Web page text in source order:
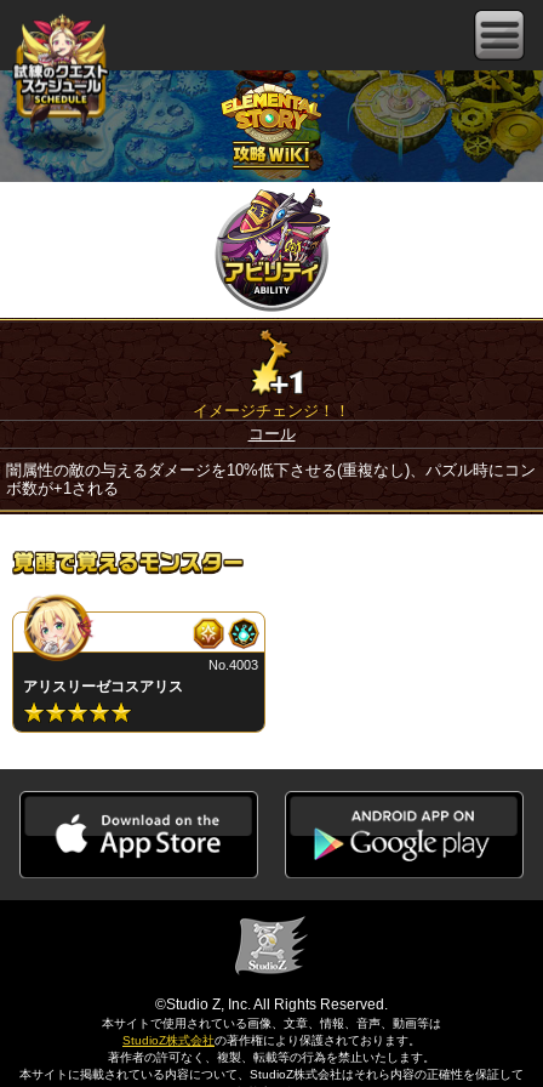
イメージチェンジ！！
コール
闇属性の敵の与えるダメージを10%低下させる(重複なし)、パズル時にコン
ボ数が+1される
アリスリーゼコスアリス
No.4003
©Studio Z, Inc. All Rights Reserved.
本サイトで使用されている画像、文章、情報、音声、動画等は
StudioZ株式会社の著作権により保護されております。
著作者の許可なく、複製、転載等の行為を禁止いたします。
本サイトに掲載されている内容について、StudioZ株式会社はそれら内容の正確性を保証して